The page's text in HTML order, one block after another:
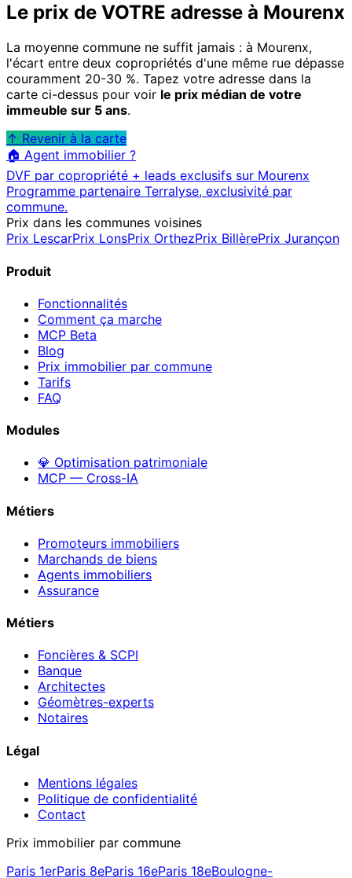
Le prix de VOTRE adresse à Mourenx
La moyenne commune ne suffit jamais : à Mourenx,
l'écart entre deux copropriétés d'une même rue dépasse
couramment 20-30 %. Tapez votre adresse dans la
carte ci-dessus pour voir le prix médian de votre
immeuble sur 5 ans.
↑ Revenir à la carte
🏠 Agent immobilier ?
DVF par copropriété + leads exclusifs sur Mourenx
Programme partenaire Terralyse, exclusivité par
commune.
Prix dans les communes voisines
Prix LescarPrix LonsPrix OrthezPrix BillèrePrix Jurançon
Produit
Fonctionnalités
Comment ça marche
MCP Beta
Blog
Prix immobilier par commune
Tarifs
FAQ
Modules
💎 Optimisation patrimoniale
MCP — Cross-IA
Métiers
Promoteurs immobiliers
Marchands de biens
Agents immobiliers
Assurance
Métiers
Foncières & SCPI
Banque
Architectes
Géomètres-experts
Notaires
Légal
Mentions légales
Politique de confidentialité
Contact
Prix immobilier par commune
Paris 1erParis 8eParis 16eParis 18eBoulogne-